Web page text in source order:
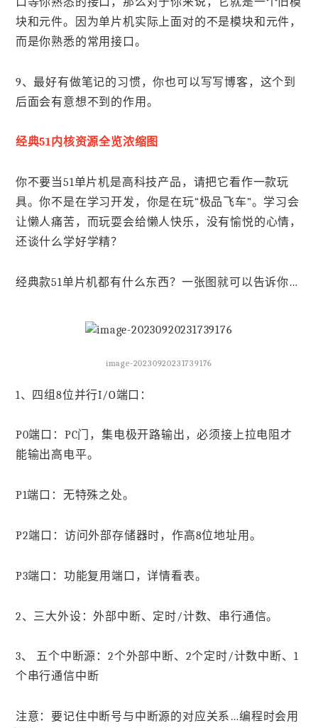
块和元件。因为单片机实际上面对的不是模块和元件，
而是你熟悉的常用接口。
9、最好有做笔记的习惯，你也可以写写博客，这个到
后面会有意想不到的作用。
经典51内核资源全览浓缩图
你不要当51单片机是高科技产品，请把它看作一款玩
具。你不是在学习开发，你是在玩“极品飞车”。学习会
让懒人痛苦，而玩耍会给懒人快乐，没有愉悦的心情，
还谈什么学好学精？
经典款51单片机都有什么东西？一张图就可以告诉你…
image-20230920231739176
1、四组8位并行I/O端口：
P0端口：PC门，集电极开路输出，必须接上拉电阻才
能输出高电平。
P1端口：无特殊之处。
P2端口：访问外部存储器时，作高8位地址用。
P3端口：功能复用端口，详情看表。
2、三大外设：外部中断、定时/计数、串行通信。
3、 五个中断源：2个外部中断、2个定时/计数中断、1
个串行通信中断
注意：要记住中断号与中断源的对应关系…编程时会用